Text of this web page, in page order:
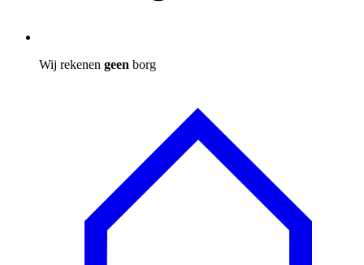
Wij rekenen geen borg